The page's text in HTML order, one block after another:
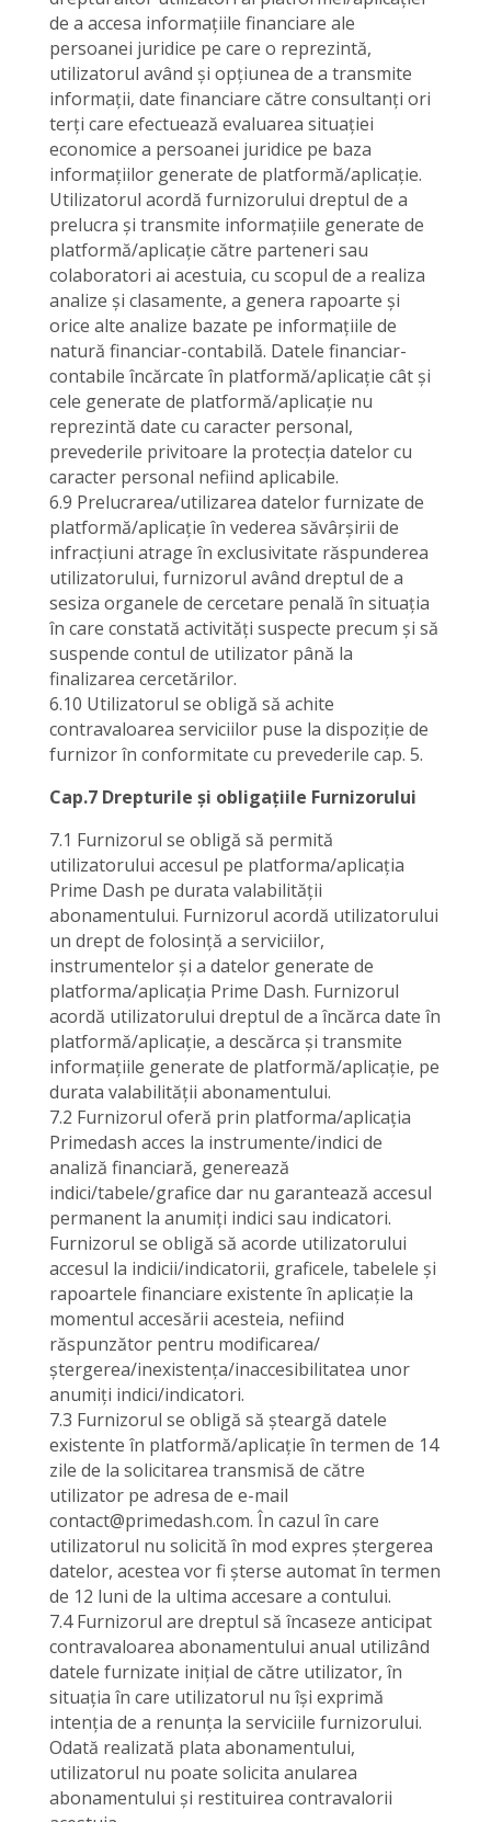
de a accesa informațiile financiare ale
persoanei juridice pe care o reprezintă,
utilizatorul având și opțiunea de a transmite
informații, date financiare către consultanți ori
terți care efectuează evaluarea situației
economice a persoanei juridice pe baza
informațiilor generate de platformă/aplicație.
Utilizatorul acordă furnizorului dreptul de a
prelucra și transmite informațiile generate de
platformă/aplicație către parteneri sau
colaboratori ai acestuia, cu scopul de a realiza
analize și clasamente, a genera rapoarte și
orice alte analize bazate pe informațiile de
natură financiar-contabilă. Datele financiar-
contabile încărcate în platformă/aplicație cât și
cele generate de platformă/aplicație nu
reprezintă date cu caracter personal,
prevederile privitoare la protecția datelor cu
caracter personal nefiind aplicabile.
6.9 Prelucrarea/utilizarea datelor furnizate de
platformă/aplicație în vederea săvârșirii de
infracțiuni atrage în exclusivitate răspunderea
utilizatorului, furnizorul având dreptul de a
sesiza organele de cercetare penală în situația
în care constată activități suspecte precum și să
suspende contul de utilizator până la
finalizarea cercetărilor.
6.10 Utilizatorul se obligă să achite
contravaloarea serviciilor puse la dispoziție de
furnizor în conformitate cu prevederile cap. 5.
Cap.7 Drepturile și obligațiile Furnizorului
7.1 Furnizorul se obligă să permită
utilizatorului accesul pe platforma/aplicația
Prime Dash pe durata valabilității
abonamentului. Furnizorul acordă utilizatorului
un drept de folosință a serviciilor,
instrumentelor și a datelor generate de
platforma/aplicația Prime Dash. Furnizorul
acordă utilizatorului dreptul de a încărca date în
platformă/aplicație, a descărca și transmite
informațiile generate de platformă/aplicație, pe
durata valabilității abonamentului.
7.2 Furnizorul oferă prin platforma/aplicația
Primedash acces la instrumente/indici de
analiză financiară, generează
indici/tabele/grafice dar nu garantează accesul
permanent la anumiți indici sau indicatori.
Furnizorul se obligă să acorde utilizatorului
accesul la indicii/indicatorii, graficele, tabelele și
rapoartele financiare existente în aplicație la
momentul accesării acesteia, nefiind
răspunzător pentru modificarea/
ștergerea/inexistența/inaccesibilitatea unor
anumiți indici/indicatori.
7.3 Furnizorul se obligă să șteargă datele
existente în platformă/aplicație în termen de 14
zile de la solicitarea transmisă de către
utilizator pe adresa de e-mail
contact@primedash.com. În cazul în care
utilizatorul nu solicită în mod expres ștergerea
datelor, acestea vor fi șterse automat în termen
de 12 luni de la ultima accesare a contului.
7.4 Furnizorul are dreptul să încaseze anticipat
contravaloarea abonamentului anual utilizând
datele furnizate inițial de către utilizator, în
situația în care utilizatorul nu își exprimă
intenția de a renunța la serviciile furnizorului.
Odată realizată plata abonamentului,
utilizatorul nu poate solicita anularea
abonamentului și restituirea contravalorii